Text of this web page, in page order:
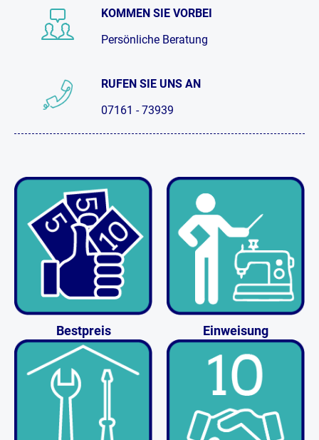
KOMMEN SIE VORBEI
Persönliche Beratung
RUFEN SIE UNS AN
07161 - 73939
Bestpreis Einweisung